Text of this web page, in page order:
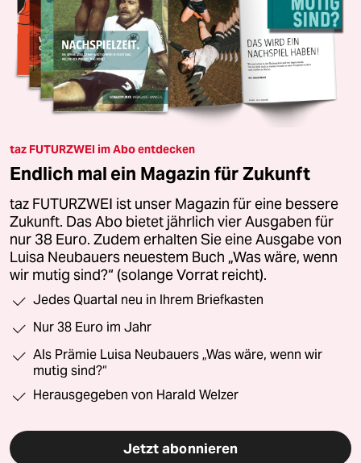
taz FUTURZWEI im Abo entdecken
Endlich mal ein Magazin für Zukunft
taz FUTURZWEI ist unser Magazin für eine bessere
Zukunft. Das Abo bietet jährlich vier Ausgaben für
nur 38 Euro. Zudem erhalten Sie eine Ausgabe von
Luisa Neubauers neuestem Buch „Was wäre, wenn
wir mutig sind?“ (solange Vorrat reicht).
Jedes Quartal neu in Ihrem Briefkasten
Nur 38 Euro im Jahr
Als Prämie Luisa Neubauers „Was wäre, wenn wir
mutig sind?“
Herausgegeben von Harald Welzer
Jetzt abonnieren